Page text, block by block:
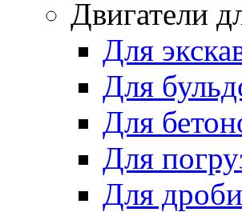
Двигатели
Для
Для
Для
Для
Для